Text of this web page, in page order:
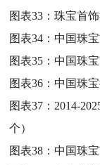
图表33：珠宝首
图表34：中国珠
图表35：中国珠
图表36：中国珠
图表37： 2014-
个）
图表38：中国珠